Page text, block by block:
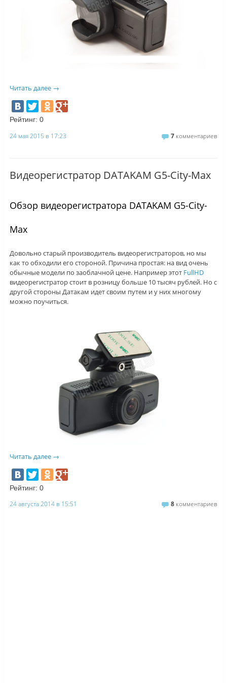
Читать далее →
Рейтинг: 0
24 мая 2015 в 17:23 7 комментариев
Видеорегистратор DATAKAM G5-City-Max
Обзор видеорегистратора DATAKAM G5-City-
Max
Довольно старый производитель видеорегистраторов, но мы
как то обходили его стороной. Причина простая: на вид очень
обычные модели по заоблачной цене. Например этот FullHD
видеорегистратор стоит в розницу больше 10 тысяч рублей. Но с
другой стороны Датакам идет своим путем и у них многому
можно поучиться.
Читать далее →
Рейтинг: 0
24 августа 2014 в 15:51 8 комментариев